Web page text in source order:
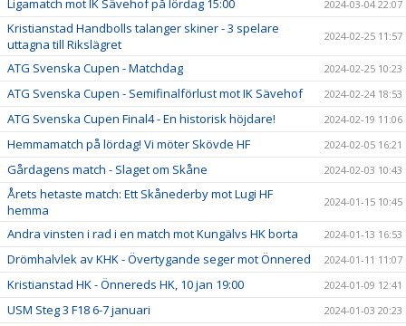
Ligamatch mot IK Sävehof på lördag 15:00 2024-03-04 22:07
Kristianstad Handbolls talanger skiner - 3 spelare
uttagna till Rikslägret
2024-02-25 11:57
ATG Svenska Cupen - Matchdag 2024-02-25 10:23
ATG Svenska Cupen - Semifinalförlust mot IK Sävehof 2024-02-24 18:53
ATG Svenska Cupen Final4 - En historisk höjdare! 2024-02-19 11:06
Hemmamatch på lördag! Vi möter Skövde HF 2024-02-05 16:21
Gårdagens match - Slaget om Skåne 2024-02-03 10:43
Årets hetaste match: Ett Skånederby mot Lugi HF
hemma
2024-01-15 10:45
Andra vinsten i rad i en match mot Kungälvs HK borta 2024-01-13 16:53
Drömhalvlek av KHK - Övertygande seger mot Önnered 2024-01-11 11:07
Kristianstad HK - Önnereds HK, 10 jan 19:00 2024-01-09 12:41
USM Steg 3 F18 6-7 januari 2024-01-03 20:23